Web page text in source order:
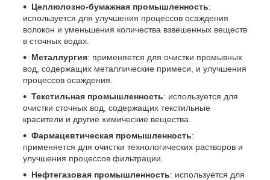
Целлюлозно-бумажная промышленность:
используется для улучшения процессов осаждения
волокон и уменьшения количества взвешенных веществ
в сточных водах.
Металлургия: применяется для очистки промывных
вод, содержащих металлические примеси, и улучшения
процессов осаждения.
Текстильная промышленность: используется для
очистки сточных вод, содержащих текстильные
красители и другие химические вещества.
Фармацевтическая промышленность:
применяется для очистки технологических растворов и
улучшения процессов фильтрации.
Нефтегазовая промышленность: используется для